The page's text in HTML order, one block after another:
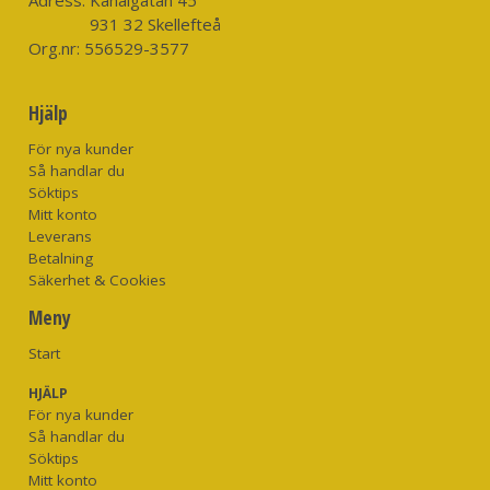
• Sylvassa carbon steel-krokar
• Skräddarsydda Westin Colorado-skedar
• Detaljerade handmålade färger
• Tight och oregelbunden simrörelse
• Kompakt och långkastande design
931 32 Skellefteå
Org.nr: 556529-3577
Hjälp
För nya kunder
Så handlar du
Söktips
Mitt konto
Leverans
Betalning
Säkerhet & Cookies
Meny
Start
HJÄLP
För nya kunder
Så handlar du
Söktips
Mitt konto